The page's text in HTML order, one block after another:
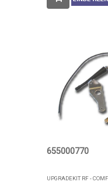
655000770
UPGRADEKIT RF -